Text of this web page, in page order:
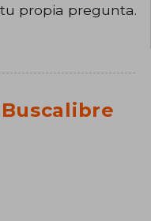
propia pregunta.